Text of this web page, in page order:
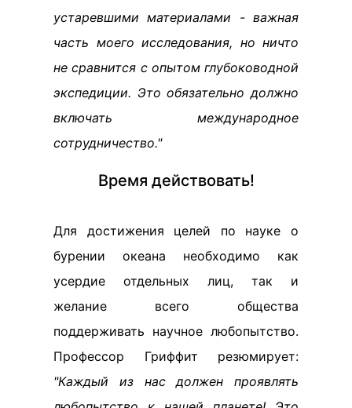
устаревшими материалами - важная
часть моего исследования, но ничто
не сравнится с опытом глубоководной
экспедиции. Это обязательно должно
включать международное
сотрудничество."
Время действовать!
Для достижения целей по науке о
бурении океана необходимо как
усердие отдельных лиц, так и
желание всего общества
поддерживать научное любопытство.
Профессор Гриффит резюмирует:
"Каждый из нас должен проявлять